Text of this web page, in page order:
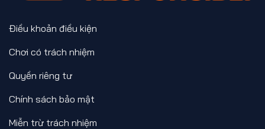
Điều khoản điều kiện
Chơi có trách nhiệm
Quyền riêng tư
Chính sách bảo mật
Miễn trừ trách nhiệm